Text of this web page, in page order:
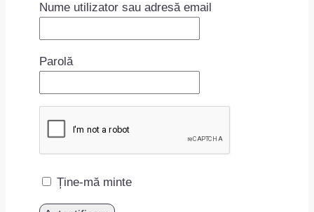
Nume utilizator sau adresă email
Parolă
Ține-mă minte